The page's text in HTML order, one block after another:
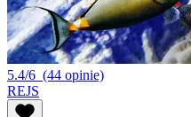
5.4/6 (44 opinie)
REJS